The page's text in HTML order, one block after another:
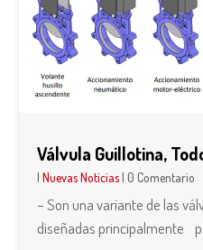
Válvula Guillotina,
|Nuevas Noticias| 0 Comentario
– Son una variante de las
diseñadas principalmente